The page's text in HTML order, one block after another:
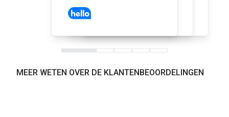
MEER WETEN OVER DE KLANTENBEOORDELINGEN